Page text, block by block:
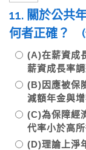
11. 關於公共
何者正確？
(A)在薪資成
薪資成長率
(B)因應被保
減額年金與
(C)為保障經
代率小於高
(D)理論上淨